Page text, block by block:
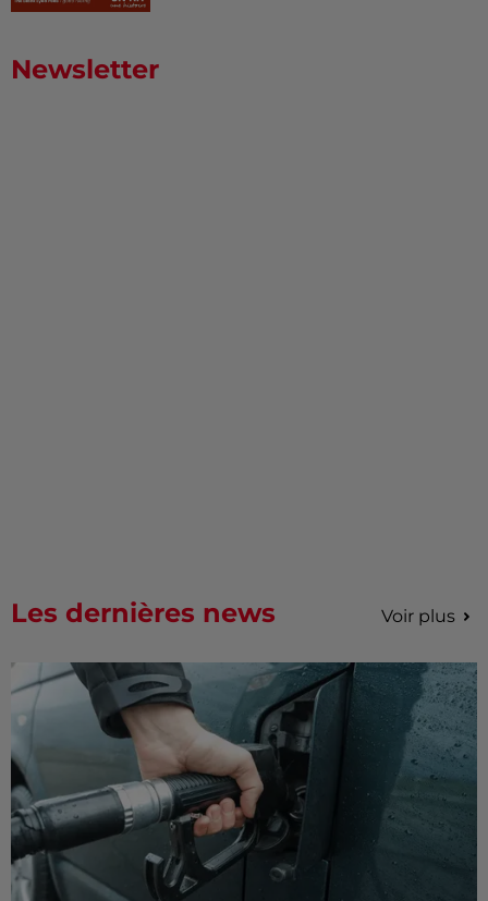
Newsletter
Les dernières news Voir plus